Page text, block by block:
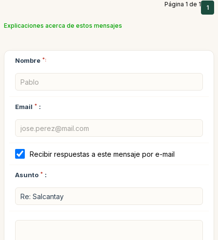
Página 1 de 1 1
Explicaciones acerca de estos mensajes
Nombre *:
Email * :
Recibir respuestas a este mensaje por e-mail
Asunto * :